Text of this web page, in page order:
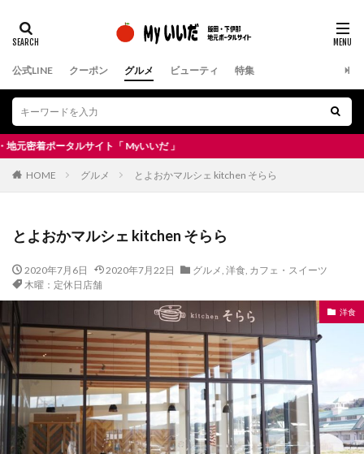
公式LINE クーポン グルメ ビューティ 特集
ポータルサイト「 Myいいだ 」
HOME グルメ とよおかマルシェ kitchen そらら
とよおかマルシェ kitchen そらら
2020年7月6日 2020年7月22日 グルメ, 洋食, カフェ・スイーツ
木曜：定休日店舗
洋食